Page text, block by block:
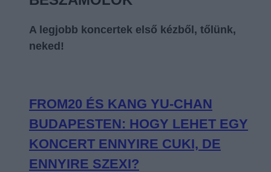
A legjobb koncertek első kézből, tőlünk,
neked!
FROM20 ÉS KANG YU-CHAN
BUDAPESTEN: HOGY LEHET EGY
KONCERT ENNYIRE CUKI, DE
ENNYIRE SZEXI?